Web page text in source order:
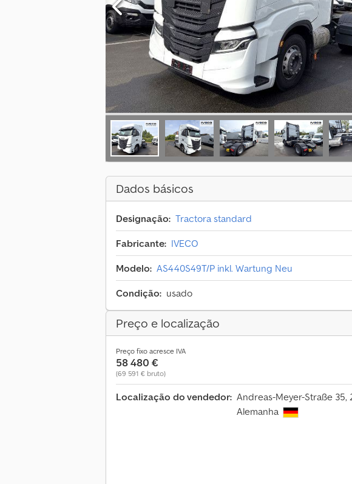
Dados básicos
Designação: Tractora standard
Fabricante: IVECO
Modelo: AS440S49T/P inkl. Wartung Neu
Condição: usado
Preço e localização
Preço fixo acresce IVA
58 480 €
(69 591 € bruto)
Localização do vendedor: Andreas-Meyer-Straße 35,
Alemanha